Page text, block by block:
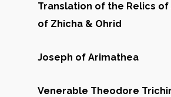
Translation of the Relics of
of Zhicha & Ohrid
Joseph of Arimathea
Venerable Theodore